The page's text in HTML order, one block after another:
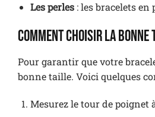
Les perles: les bracelets en
Comment choisir la
Pour garantir que votre
bonne taille. Voici quelques
Mesurez le tour de poignet